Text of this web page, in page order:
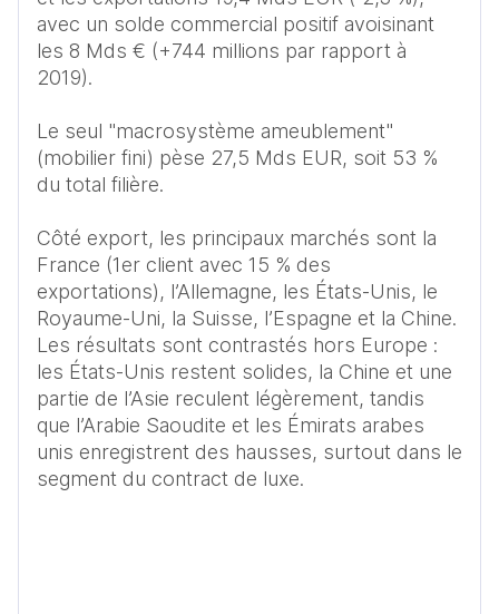
avec un solde commercial positif avoisinant
les 8 Mds € (+744 millions par rapport à
2019).
Le seul "macrosystème ameublement"
(mobilier fini) pèse 27,5 Mds EUR, soit 53 %
du total filière.
Côté export, les principaux marchés sont la
France (1er client avec 15 % des
exportations), l’Allemagne, les États-Unis, le
Royaume-Uni, la Suisse, l’Espagne et la Chine.
Les résultats sont contrastés hors Europe :
les États-Unis restent solides, la Chine et une
partie de l’Asie reculent légèrement, tandis
que l’Arabie Saoudite et les Émirats arabes
unis enregistrent des hausses, surtout dans le
segment du contract de luxe.